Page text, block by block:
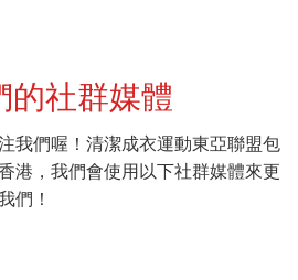
的社群媒體
我們喔！清潔成衣運動東亞聯盟包
港，我們會使用以下社群媒體來更
們！